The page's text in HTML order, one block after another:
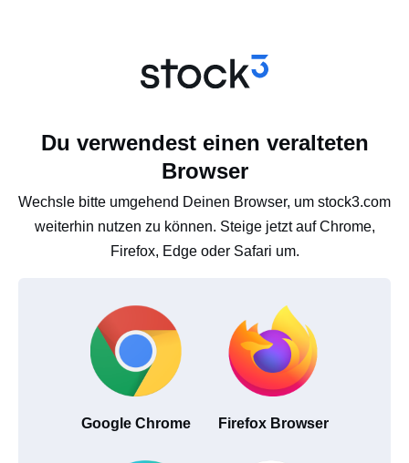
Du verwendest einen veralteten
Browser
Wechsle bitte umgehend Deinen Browser, um stock3.com
weiterhin nutzen zu können. Steige jetzt auf Chrome,
Firefox, Edge oder Safari um.
Google Chrome Firefox Browser